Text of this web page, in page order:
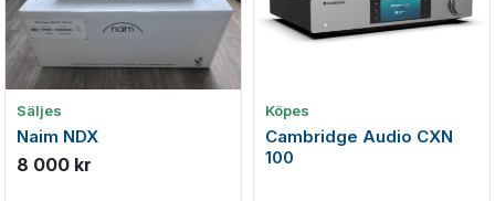
Säljes
Naim NDX
8 000 kr
Köpes
Cambridge Audio CXN
100